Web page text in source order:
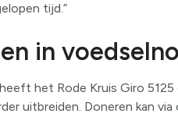
tijd.”
in
het Rode Kruis Giro 5125
uitbreiden. Doneren kan via